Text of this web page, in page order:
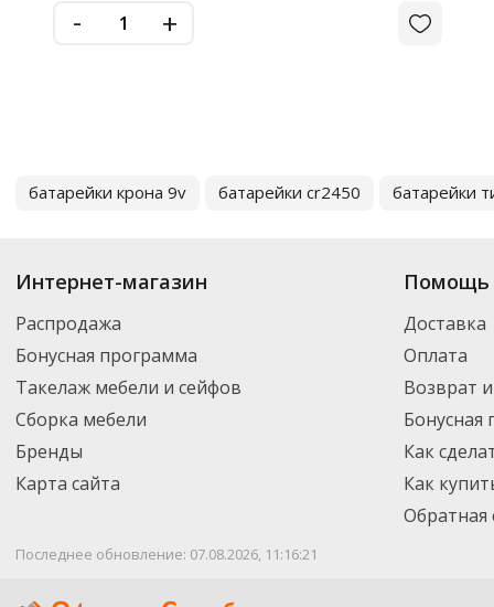
- +
батарейки крона 9v батарейки cr2450 батарейки
Интернет-магазин
Распродажа
Бонусная программа
Такелаж мебели и сейфов
Сборка мебели
Бренды
Карта сайта
Помощь
Доставка
Оплата
Возврат
Бонусная
Как
Как
Обратная
Последнее обновление: 07.08.2026, 11:16:21